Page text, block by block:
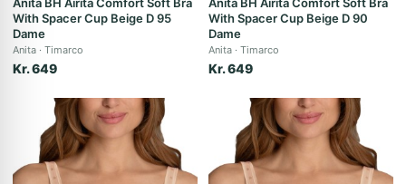
With Spacer Cup Beige D 95
Dame
Anita Timarco
Kr. 649
With Spacer Cup Beige D 90
Dame
Anita Timarco
Kr. 649